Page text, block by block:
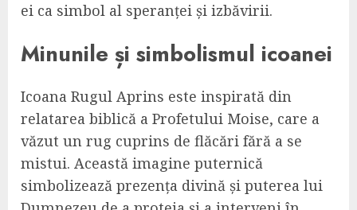
ei ca simbol al speranței și izbăvirii.
Minunile și simbolismul icoanei
Icoana Rugul Aprins este inspirată din
relatarea biblică a Profetului Moise, care a
văzut un rug cuprins de flăcări fără a se
mistui. Această imagine puternică
simbolizează prezența divină și puterea lui